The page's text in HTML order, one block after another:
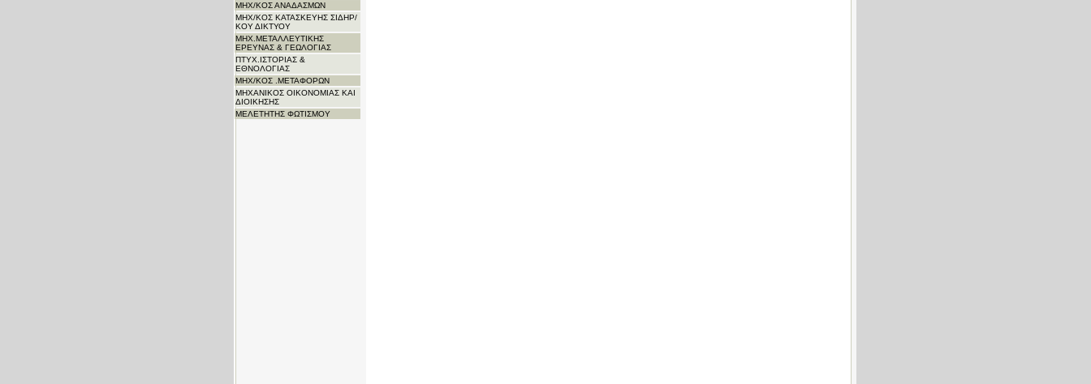
ΜΗΧ/ΚΟΣ ΑΝΑΔΑΣΜΩΝ
ΜΗΧ/ΚΟΣ ΚΑΤΑΣΚΕΥΗΣ ΣΙΔΗΡ/
ΚΟΥ ΔΙΚΤΥΟΥ
ΜΗΧ.ΜΕΤΑΛΛΕΥΤΙΚΗΣ
ΕΡΕΥΝΑΣ & ΓΕΩΛΟΓΙΑΣ
ΠΤΥΧ.ΙΣΤΟΡΙΑΣ &
ΕΘΝΟΛΟΓΙΑΣ
ΜΗΧ/ΚΟΣ .ΜΕΤΑΦΟΡΩΝ
ΜΗΧΑΝΙΚΟΣ ΟΙΚΟΝΟΜΙΑΣ ΚΑΙ
ΔΙΟΙΚΗΣΗΣ
ΜΕΛΕΤΗΤΗΣ ΦΩΤΙΣΜΟΥ